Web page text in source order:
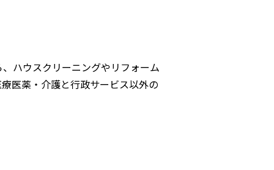
ハウスクリーニングやリフォーム
医薬・介護と行政サービス以外の